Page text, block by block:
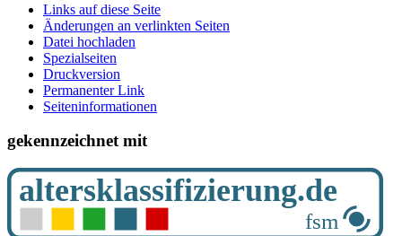
Links auf diese Seite
Änderungen an verlinkten Seiten
Datei hochladen
Spezialseiten
Druckversion
Permanenter Link
Seiten­­informationen
gekennzeichnet mit